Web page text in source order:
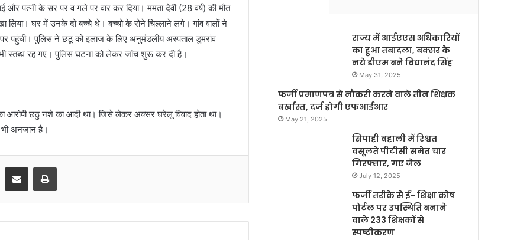
और पत्नी के सर पर व गले पर वार कर दिया। ममता देवी (28 वर्ष) की मौत
लिया। घर में उनके दो बच्चे थे। बच्चो के रोने चिल्लाने लगे। गांव वालों ने
पहुंची। पुलिस ने छठू को इलाज के लिए अनुमंडलीय अस्पताल डुमरांव
स्तब्ध रह गए। पुलिस घटना को लेकर जांच शुरू कर दी है।
आरोपी छठु नशे का आदी था। जिसे लेकर अक्सर घरेलू विवाद होता था।
भी अनजान है।
राज्य में आईएएस अधिकारियों
का हुआ तबादला, बक्सर के
नये डीएम बने विद्यानंद सिंह
May 31, 2025
फर्जी प्रमाणपत्र से नौकरी करने वाले तीन शिक्षक
बर्खास्त, दर्ज होगी एफआईआर
May 21, 2025
सिपाही बहाली में रिश्वत
वसूलते पीटीसी समेत चार
गिरफ्तार, गए जेल
July 12, 2025
फर्जी तरीके से ई- शिक्षा कोष
पोर्टल पर उपस्थिति बनाने
वाले 233 शिक्षकों से
स्पष्टीकरण